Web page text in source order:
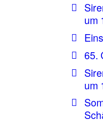
um
65.
um